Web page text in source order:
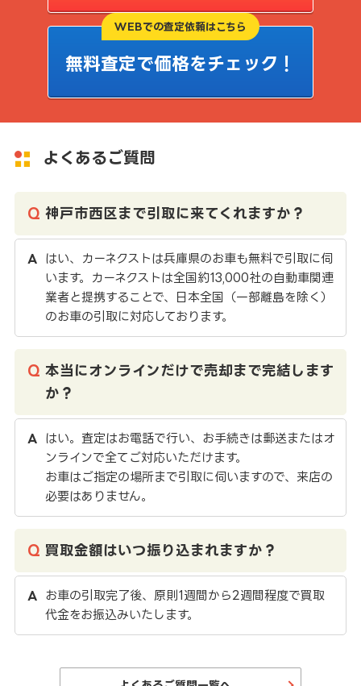
WEBでの査定依頼はこちら
無料査定で価格をチェック！
よくあるご質問
神戸市西区まで引取に来てくれますか？
はい、カーネクストは兵庫県のお車も無料で引取に伺
います。カーネクストは全国約13,000社の自動車関連
業者と提携することで、日本全国（一部離島を除く）
のお車の引取に対応しております。
本当にオンラインだけで売却まで完結します
か？
はい。査定はお電話で行い、お手続きは郵送またはオ
ンラインで全てご対応いただけます。
お車はご指定の場所まで引取に伺いますので、来店の
必要はありません。
買取金額はいつ振り込まれますか？
お車の引取完了後、原則1週間から2週間程度で買取
代金をお振込みいたします。